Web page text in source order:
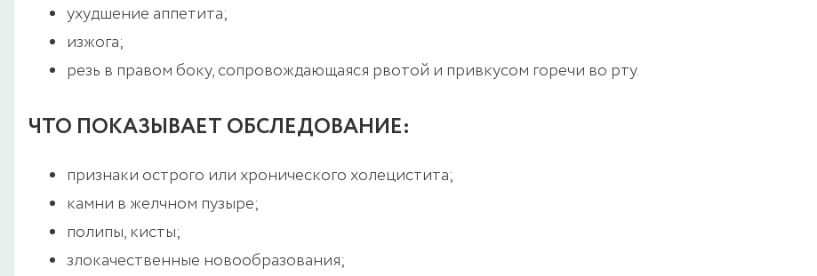
ухудшение аппетита;
изжога;
резь в правом боку, сопровождающаяся рвотой и привкусом горечи во рту.
ЧТО ПОКАЗЫВАЕТ ОБСЛЕДОВАНИЕ:
признаки острого или хронического холецистита;
камни в желчном пузыре;
полипы, кисты;
злокачественные новообразования;